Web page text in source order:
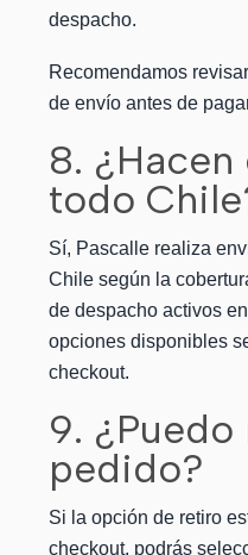
despacho.
Recomendamos
de envío antes de
8. ¿Hacen
todo
Sí, Pascalle realiza
Chile según la
de despacho activos
opciones disponibles
checkout.
9.
pedido?
Si la opción de retiro
checkout, podrás